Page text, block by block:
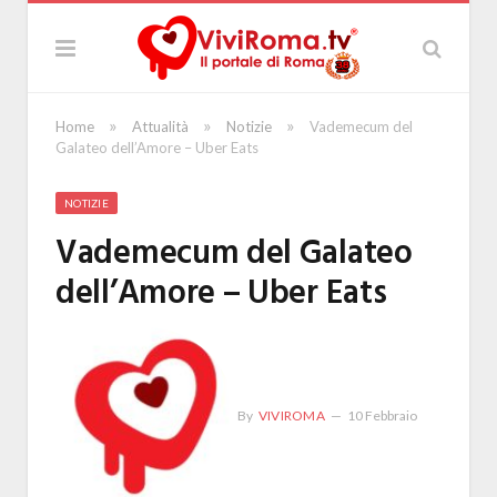
Home » Attualità » Notizie »
Vademecum del
Galateo dell’Amore – Uber Eats
NOTIZIE
Vademecum del Galateo
dell’Amore – Uber Eats
By VIVIROMA 10 Febbraio